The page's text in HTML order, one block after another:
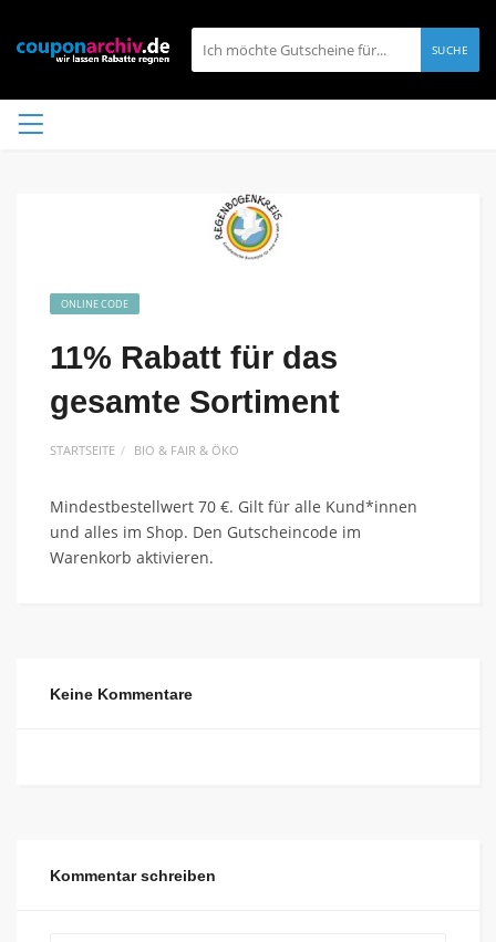
SUCHE
ONLINE CODE
11% Rabatt für das
gesamte Sortiment
STARTSEITE BIO & FAIR & ÖKO
Mindestbestellwert 70 €. Gilt für alle Kund*innen
und alles im Shop. Den Gutscheincode im
Warenkorb aktivieren.
Keine Kommentare
Kommentar schreiben